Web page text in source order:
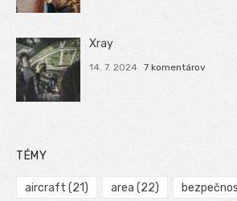
Xray
14. 7. 2024 7 komentárov
TÉMY
aircraft (21) area (22)